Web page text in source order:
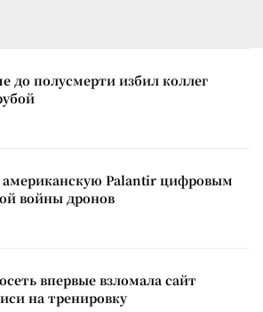
до полусмерти избил коллег
американскую Palantir цифровым
войны дронов
впервые взломала сайт
на тренировку